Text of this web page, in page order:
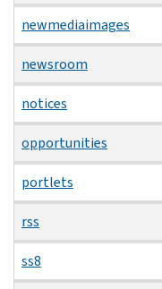
newmediaimages
newsroom
notices
opportunities
portlets
rss
ss8